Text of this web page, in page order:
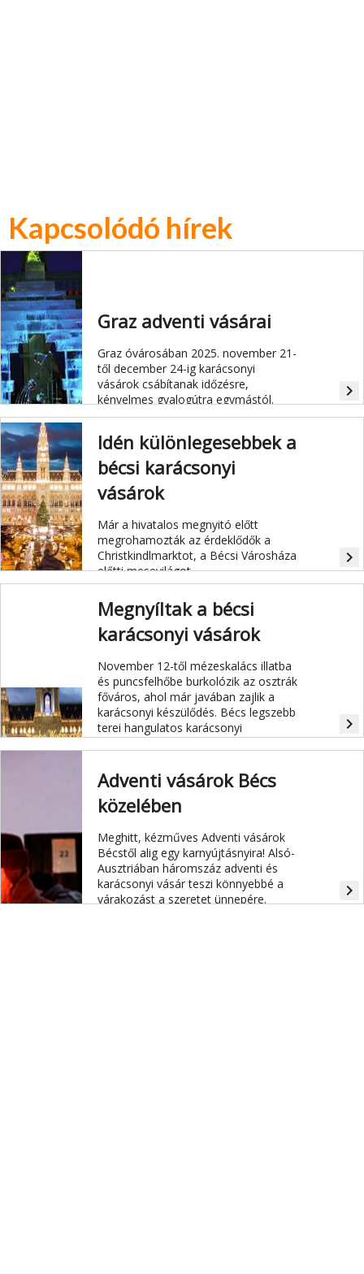
Kapcsolódó hírek
Graz adventi vásárai
Graz óvárosában 2025. november 21-
től december 24-ig karácsonyi
vásárok csábítanak időzésre,
kényelmes gyalogútra egymástól.
navigate_next
Idén különlegesebbek a
bécsi karácsonyi
vásárok
Már a hivatalos megnyitó előtt
megrohamozták az érdeklődők a
Christkindlmarktot, a Bécsi Városháza
előtti mesevilágot.
navigate_next
Megnyíltak a bécsi
karácsonyi vásárok
November 12-től mézeskalács illatba
és puncsfelhőbe burkolózik az osztrák
főváros, ahol már javában zajlik a
karácsonyi készülődés. Bécs legszebb
terei hangulatos karácsonyi
a saját ízlésének és hangulatának
valót. November 12-től 31.
alkalommal rendezik meg a
előtti téren.
navigate_next
Adventi vásárok Bécs
közelében
Meghitt, kézműves Adventi vásárok
Bécstől alig egy karnyújtásnyira! Alsó-
Ausztriában háromszáz adventi és
karácsonyi vásár teszi könnyebbé a
várakozást a szeretet ünnepére.
navigate_next